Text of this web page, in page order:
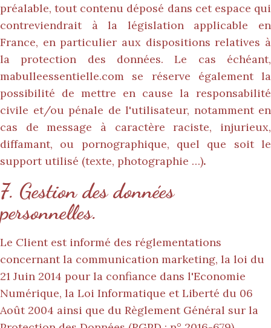
préalable, tout contenu déposé dans cet espace qui
contreviendrait à la législation applicable en
France, en particulier aux dispositions relatives à
la protection des données. Le cas échéant,
mabulleessentielle.com se réserve également la
possibilité de mettre en cause la responsabilité
civile et/ou pénale de l'utilisateur, notamment en
cas de message à caractère raciste, injurieux,
diffamant, ou pornographique, quel que soit le
support utilisé (texte, photographie …).
7. Gestion des données
personnelles.
Le Client est informé des réglementations
concernant la communication marketing, la loi du
21 Juin 2014 pour la confiance dans l'Economie
Numérique, la Loi Informatique et Liberté du 06
Août 2004 ainsi que du Règlement Général sur la